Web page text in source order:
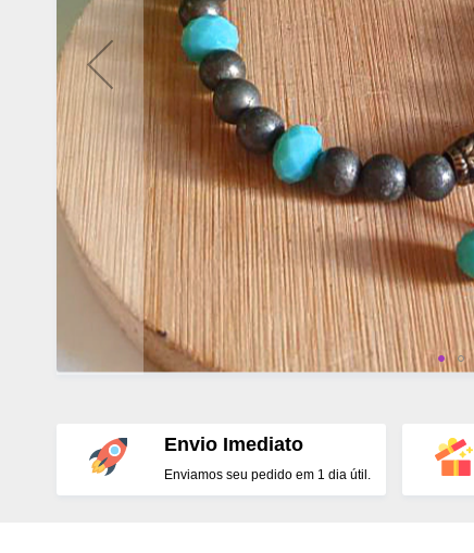
Envio Imediato
Enviamos seu pedido em 1 dia útil.